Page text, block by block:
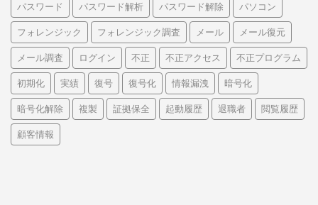
パスワード パスワード解析 パスワード解除 パソコン
フォレンジック フォレンジック調査 メール メール復元
メール調査 ログイン 不正 不正アクセス 不正プログラム
初期化 実績 復号 復号化 情報漏洩 暗号化
暗号化解除 複製 証拠保全 起動履歴 退職者 閲覧履歴
顧客情報